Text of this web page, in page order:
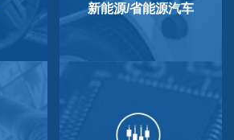
新能源/省能源汽车